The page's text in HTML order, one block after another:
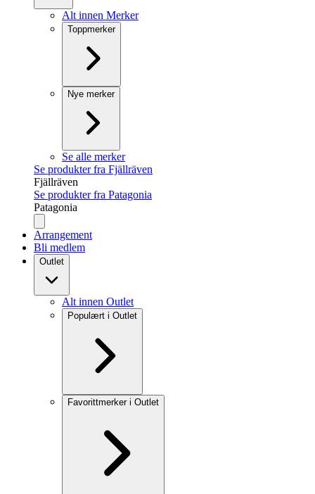
Alt innen Merker
Toppmerker
Nye merker
Se alle merker
Se produkter fra Fjällräven
Fjällräven
Se produkter fra Patagonia
Patagonia
Arrangement
Bli medlem
Outlet
Alt innen Outlet
Populært i Outlet
Favorittmerker i Outlet